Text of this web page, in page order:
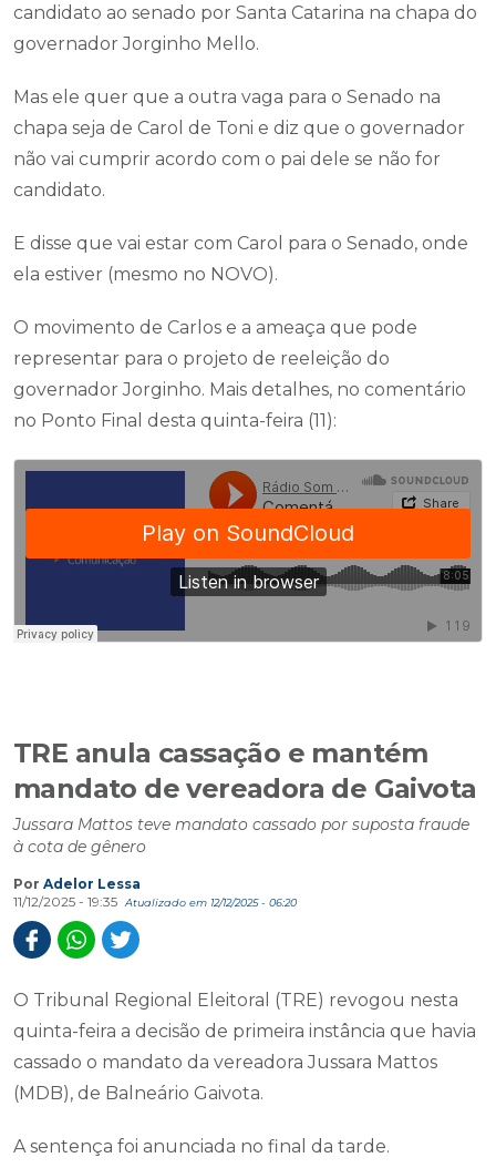
candidato ao senado por Santa Catarina na chapa do
governador Jorginho Mello.
Mas ele quer que a outra vaga para o Senado na
chapa seja de Carol de Toni e diz que o governador
não vai cumprir acordo com o pai dele se não for
candidato.
E disse que vai estar com Carol para o Senado, onde
ela estiver (mesmo no NOVO).
O movimento de Carlos e a ameaça que pode
representar para o projeto de reeleição do
governador Jorginho. Mais detalhes, no comentário
no Ponto Final desta quinta-feira (11):
TRE anula cassação e mantém
mandato de vereadora de Gaivota
Jussara Mattos teve mandato cassado por suposta fraude
à cota de gênero
Por Adelor Lessa
11/12/2025 - 19:35
Atualizado em 12/12/2025 - 06:20
O Tribunal Regional Eleitoral (TRE) revogou nesta
quinta-feira a decisão de primeira instância que havia
cassado o mandato da vereadora Jussara Mattos
(MDB), de Balneário Gaivota.
A sentença foi anunciada no final da tarde.